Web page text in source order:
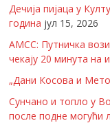
Дечија пијаца у
година јул 15, 2026
АМСС: Путничка
чекају 20 минута на
„Дани Косова и
Сунчано и топло у
после подне могући